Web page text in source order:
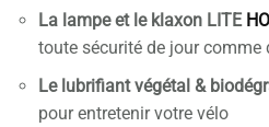
La lampe et le klaxon LITE
toute sécurité de jour comme
Le lubrifiant végétal &
pour entretenir votre vélo